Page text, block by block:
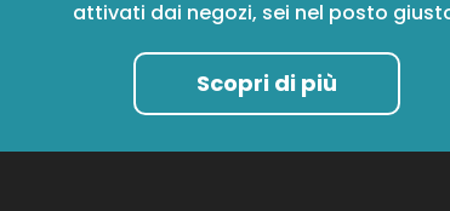
attivati dai negozi, sei nel posto
Scopri di più